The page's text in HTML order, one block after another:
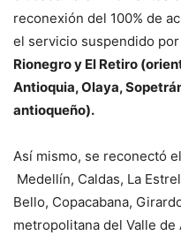
reconexión del 100% de
el servicio suspendido por
Rionegro y El Retiro
Antioquia, Olaya,
antioqueño).
Así mismo, se reconectó
Medellín, Caldas, La
Bello, Copacabana,
metropolitana del Valle de